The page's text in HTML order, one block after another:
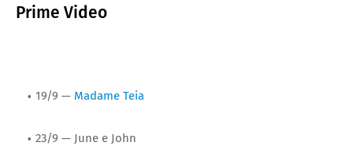
Prime Video
19/9 — Madame Teia
23/9 — June e John